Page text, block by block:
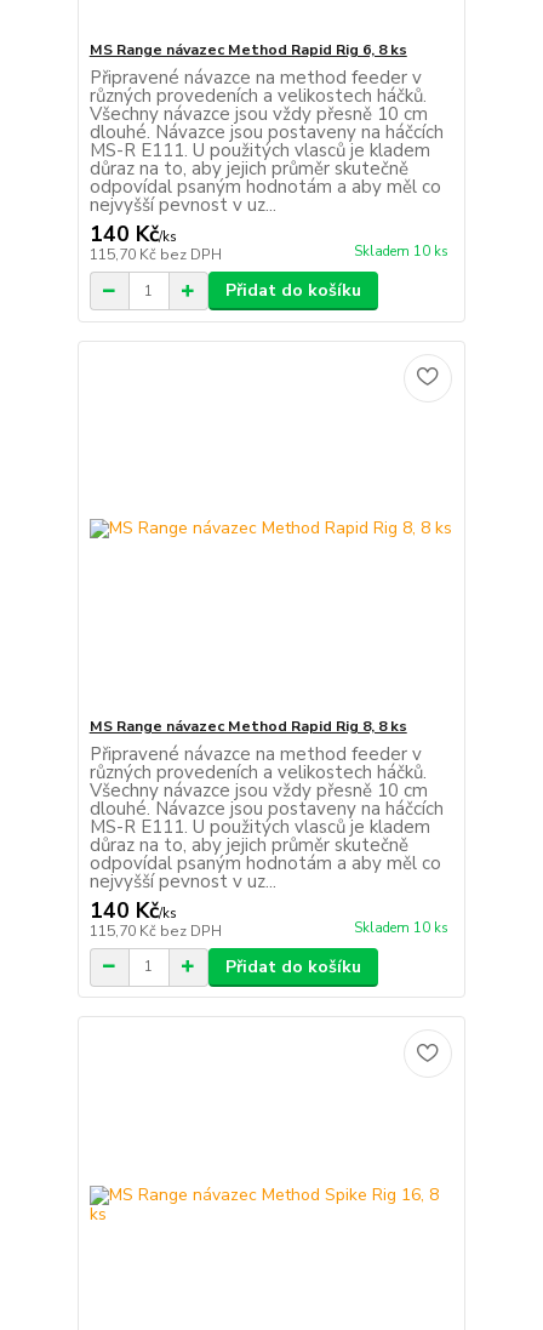
MS Range návazec Method Rapid Rig 6, 8 ks
Připravené návazce na method feeder v
různých provedeních a velikostech háčků.
Všechny návazce jsou vždy přesně 10 cm
dlouhé. Návazce jsou postaveny na háčcích
MS-R E111. U použitých vlasců je kladem
důraz na to, aby jejich průměr skutečně
odpovídal psaným hodnotám a aby měl co
nejvyšší pevnost v uz...
140 Kč/ks
115,70 Kč bez DPH Skladem 10 ks
Přidat do košíku
MS Range návazec Method Rapid Rig 8, 8 ks
Připravené návazce na method feeder v
různých provedeních a velikostech háčků.
Všechny návazce jsou vždy přesně 10 cm
dlouhé. Návazce jsou postaveny na háčcích
MS-R E111. U použitých vlasců je kladem
důraz na to, aby jejich průměr skutečně
odpovídal psaným hodnotám a aby měl co
nejvyšší pevnost v uz...
140 Kč/ks
115,70 Kč bez DPH Skladem 10 ks
Přidat do košíku